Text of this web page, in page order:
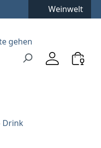
Weinwelt
Drink